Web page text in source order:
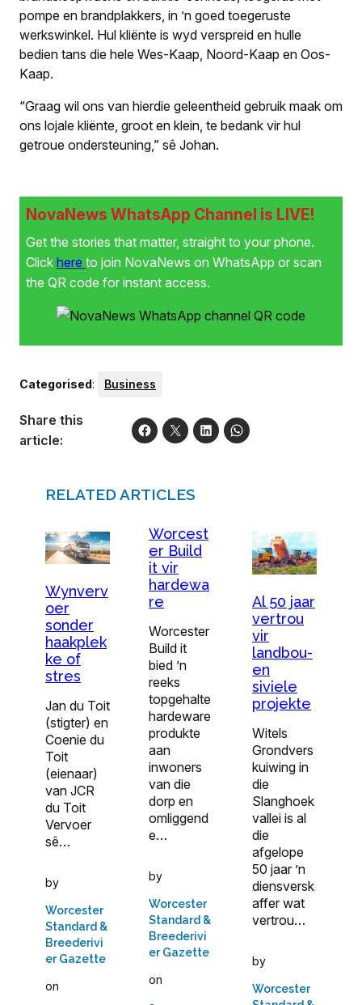
pompe en brandplakkers, in ’n goed toegeruste
werkswinkel. Hul kliënte is wyd verspreid en hulle
bedien tans die hele Wes-Kaap, Noord-Kaap en Oos-
Kaap.
“Graag wil ons van hierdie geleentheid gebruik maak om
ons lojale kliënte, groot en klein, te bedank vir hul
getroue ondersteuning,” sê Johan.
NovaNews WhatsApp Channel is LIVE!
Get the stories that matter, straight to your phone.
Click here to join NovaNews on WhatsApp or scan
the QR code for instant access.
Categorised: Business
Share this
article:
RELATED ARTICLES
Wynverv
oer
sonder
haakplek
ke of
stres
Jan du Toit
(stigter) en
Coenie du
Toit
(eienaar)
van JCR
du Toit
Vervoer
sê…
by
Worcester
Standard &
Breederivi
er Gazette
on
Worcest
er Build
it vir
hardewa
re
Worcester
Build it
bied ’n
reeks
topgehalte
hardeware
produkte
aan
inwoners
van die
dorp en
omliggend
e…
by
Worcester
Standard &
Breederivi
er Gazette
on
Al 50 jaar
vertrou
vir
landbou-
en
siviele
projekte
Witels
Grondvers
kuiwing in
die
Slanghoek
vallei is al
die
afgelope
50 jaar ’n
diensversk
affer wat
vertrou…
by
Worcester